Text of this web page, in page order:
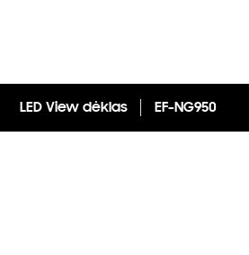
LED View dėklas EF-NG950